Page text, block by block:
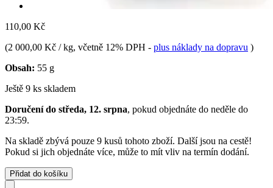
110,00 Kč
(2 000,00 Kč / kg, včetně 12% DPH - plus náklady na dopravu )
Obsah: 55 g
Ještě 9 ks skladem
Doručení do středa, 12. srpna, pokud objednáte do neděle do
23:59.
Na skladě zbývá pouze 9 kusů tohoto zboží. Další jsou na cestě!
Pokud si jich objednáte více, může to mít vliv na termín dodání.
Přidat do košíku